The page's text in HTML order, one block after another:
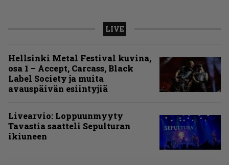
LIVE
Hellsinki Metal Festival kuvina,
osa 1 – Accept, Carcass, Black
Label Society ja muita
avauspäivän esiintyjiä
Livearvio: Loppuunmyyty
Tavastia saatteli Sepulturan
ikiuneen